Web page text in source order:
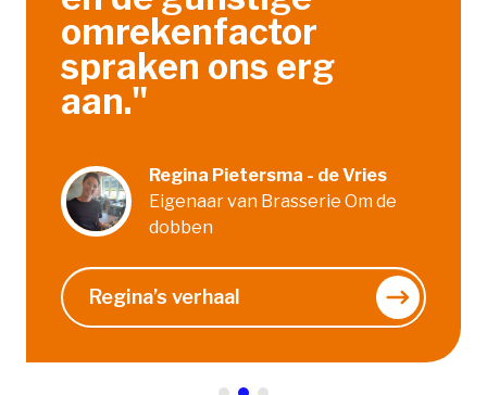
omrekenfactor
spraken ons erg
aan."
Regina Pietersma - de Vries
Eigenaar van Brasserie Om de
dobben
Regina’s verhaal